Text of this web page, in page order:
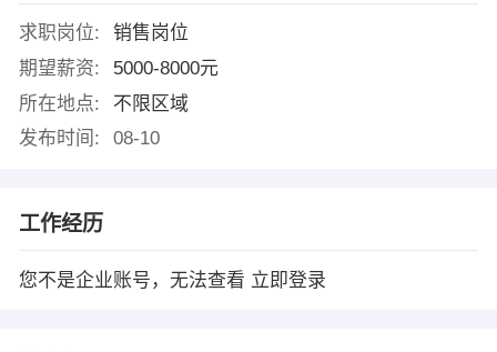
求职岗位:
销售岗位
期望薪资:
5000-8000元
所在地点:
不限区域
发布时间:
08-10
工作经历
您不是企业账号，无法查看 立即登录